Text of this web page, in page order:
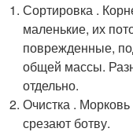
Сортировка .
маленькие, их
поврежденные,
общей массы.
отдельно.
Очистка .
срезают ботву.